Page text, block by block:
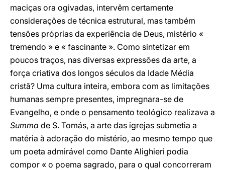
maciças ora ogivadas, intervêm certamente
considerações de técnica estrutural, mas também
tensões próprias da experiência de Deus, mistério «
tremendo » e « fascinante ». Como sintetizar em
poucos traços, nas diversas expressões da arte, a
força criativa dos longos séculos da Idade Média
cristã? Uma cultura inteira, embora com as limitações
humanas sempre presentes, impregnara-se de
Evangelho, e onde o pensamento teológico realizava a
Summa de S. Tomás, a arte das igrejas submetia a
matéria à adoração do mistério, ao mesmo tempo que
um poeta admirável como Dante Alighieri podia
compor « o poema sagrado, para o qual concorreram